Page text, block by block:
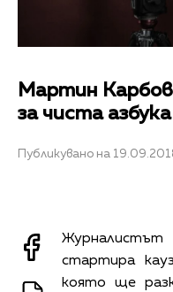
Мартин
за чиста азбука
Публикувано на
стартира
която ще